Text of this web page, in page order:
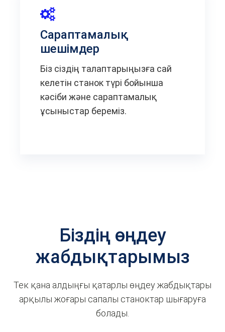
Сараптамалық
шешімдер
Біз сіздің талаптарыңызға сай
келетін станок түрі бойынша
кәсіби және сараптамалық
ұсыныстар береміз.
Біздің өңдеу
жабдықтарымыз
Тек қана алдыңғы қатарлы өңдеу жабдықтары
арқылы жоғары сапалы станоктар шығаруға
болады.